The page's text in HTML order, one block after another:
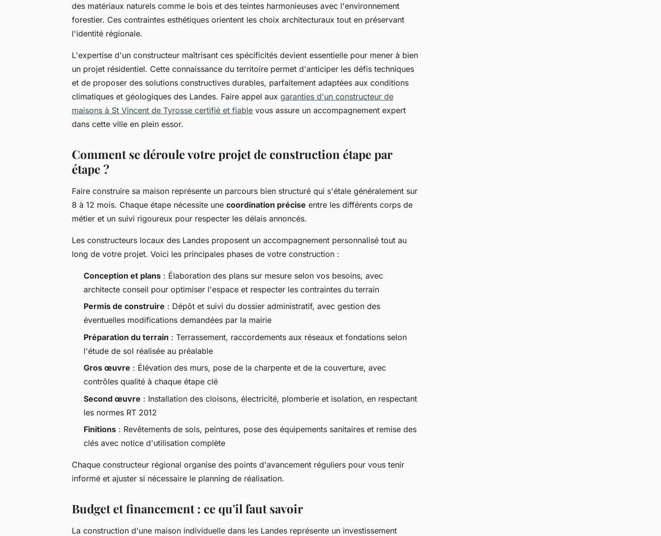
des matériaux naturels comme le bois et des teintes harmonieuses avec l'environnement
forestier. Ces contraintes esthétiques orientent les choix architecturaux tout en préservant
l'identité régionale.
L'expertise d'un constructeur maîtrisant ces spécificités devient essentielle pour mener à bien
un projet résidentiel. Cette connaissance du territoire permet d'anticiper les défis techniques
et de proposer des solutions constructives durables, parfaitement adaptées aux conditions
climatiques et géologiques des Landes. Faire appel aux garanties d'un constructeur de
maisons à St Vincent de Tyrosse certifié et fiable vous assure un accompagnement expert
dans cette ville en plein essor.
Comment se déroule votre projet de construction étape par
étape ?
Faire construire sa maison représente un parcours bien structuré qui s'étale généralement sur
8 à 12 mois. Chaque étape nécessite une coordination précise entre les différents corps de
métier et un suivi rigoureux pour respecter les délais annoncés.
Les constructeurs locaux des Landes proposent un accompagnement personnalisé tout au
long de votre projet. Voici les principales phases de votre construction :
Conception et plans : Élaboration des plans sur mesure selon vos besoins, avec
architecte conseil pour optimiser l'espace et respecter les contraintes du terrain
Permis de construire : Dépôt et suivi du dossier administratif, avec gestion des
éventuelles modifications demandées par la mairie
Préparation du terrain : Terrassement, raccordements aux réseaux et fondations selon
l'étude de sol réalisée au préalable
Gros œuvre : Élévation des murs, pose de la charpente et de la couverture, avec
contrôles qualité à chaque étape clé
Second œuvre : Installation des cloisons, électricité, plomberie et isolation, en respectant
les normes RT 2012
Finitions : Revêtements de sols, peintures, pose des équipements sanitaires et remise des
clés avec notice d'utilisation complète
Chaque constructeur régional organise des points d'avancement réguliers pour vous tenir
informé et ajuster si nécessaire le planning de réalisation.
Budget et financement : ce qu'il faut savoir
La construction d'une maison individuelle dans les Landes représente un investissement